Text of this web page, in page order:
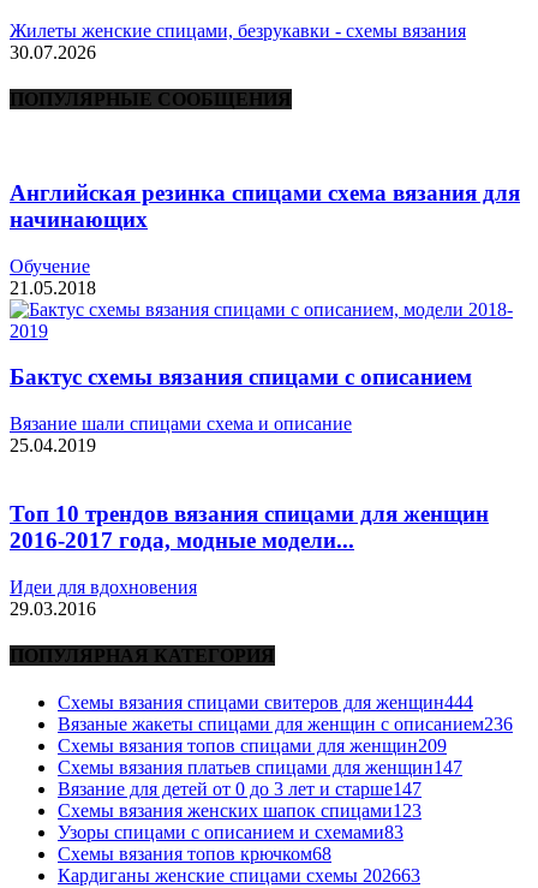
Жилеты женские спицами, безрукавки - схемы вязания
30.07.2026
ПОПУЛЯРНЫЕ СООБЩЕНИЯ
Английская резинка спицами схема вязания для
начинающих
Обучение
21.05.2018
Бактус схемы вязания спицами с описанием
Вязание шали спицами схема и описание
25.04.2019
Топ 10 трендов вязания спицами для женщин
2016-2017 года, модные модели...
Идеи для вдохновения
29.03.2016
ПОПУЛЯРНАЯ КАТЕГОРИЯ
Схемы вязания спицами свитеров для женщин444
Вязаные жакеты спицами для женщин с описанием236
Схемы вязания топов спицами для женщин209
Схемы вязания платьев спицами для женщин147
Вязание для детей от 0 до 3 лет и старше147
Схемы вязания женских шапок спицами123
Узоры спицами с описанием и схемами83
Схемы вязания топов крючком68
Кардиганы женские спицами схемы 202663